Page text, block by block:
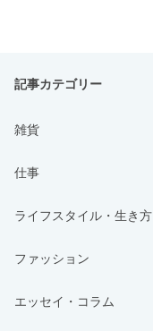
記事カテゴリー
雑貨
仕事
ライフスタイル・生き方
ファッション
エッセイ・コラム